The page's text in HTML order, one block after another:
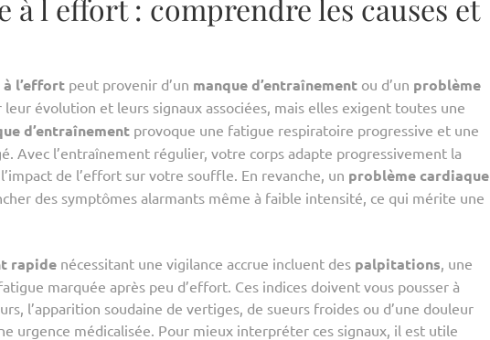
à l effort : comprendre les causes et
l’effort peut provenir d’un manque d’entraînement ou d’un problème
leur évolution et leurs signaux associées, mais elles exigent toutes une
d’entraînement provoque une fatigue respiratoire progressive et une
Avec l’entraînement régulier, votre corps adapte progressivement la
de l’effort sur votre souffle. En revanche, un problème cardiaque
des symptômes alarmants même à faible intensité, ce qui mérite une
rapide nécessitant une vigilance accrue incluent des palpitations, une
marquée après peu d’effort. Ces indices doivent vous pousser à
l’apparition soudaine de vertiges, de sueurs froides ou d’une douleur
urgence médicalisée. Pour mieux interpréter ces signaux, il est utile